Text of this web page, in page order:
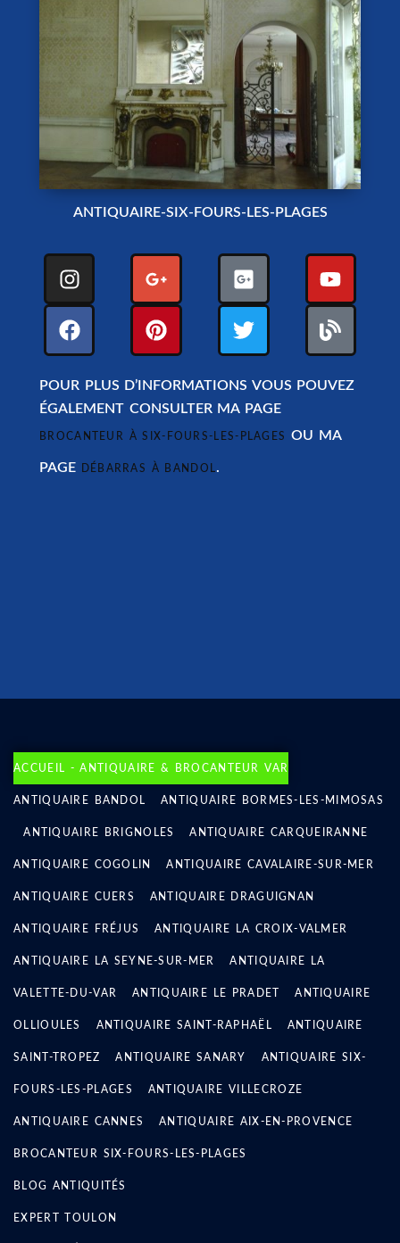
ANTIQUAIRE-SIX-FOURS-LES-PLAGES
POUR PLUS D’INFORMATIONS VOUS POUVEZ
ÉGALEMENT CONSULTER MA PAGE
BROCANTEUR À SIX-FOURS-LES-PLAGES OU MA
PAGE DÉBARRAS À BANDOL .
ACCUEIL - ANTIQUAIRE & BROCANTEUR VAR
ANTIQUAIRE BANDOL ANTIQUAIRE BORMES-LES-MIMOSAS
ANTIQUAIRE BRIGNOLES ANTIQUAIRE CARQUEIRANNE
ANTIQUAIRE COGOLIN ANTIQUAIRE CAVALAIRE-SUR-MER
ANTIQUAIRE CUERS ANTIQUAIRE DRAGUIGNAN
ANTIQUAIRE FRÉJUS ANTIQUAIRE LA CROIX-VALMER
ANTIQUAIRE LA SEYNE-SUR-MER ANTIQUAIRE LA
VALETTE-DU-VAR ANTIQUAIRE LE PRADET ANTIQUAIRE
OLLIOULES ANTIQUAIRE SAINT-RAPHAËL ANTIQUAIRE
SAINT-TROPEZ ANTIQUAIRE SANARY ANTIQUAIRE SIX-
FOURS-LES-PLAGES ANTIQUAIRE VILLECROZE
ANTIQUAIRE CANNES ANTIQUAIRE AIX-EN-PROVENCE
BROCANTEUR SIX-FOURS-LES-PLAGES
BLOG ANTIQUITÉS
EXPERT TOULON